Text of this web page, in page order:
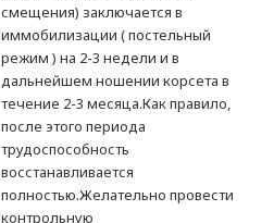
смещения) заключается в
иммобилизации ( постельный
режим ) на 2-3 недели и в
дальнейшем ношении корсета в
течение 2-3 месяца.Как правило,
после этого периода
трудоспособность
восстанавливается
полностью.Желательно провести
контрольную